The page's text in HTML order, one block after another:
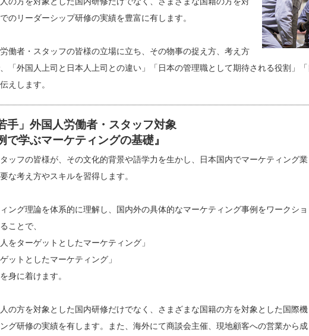
のリーダーシップ研修の実績を豊富に有します。
働者・スタッフの皆様の立場に立ち、その物事の捉え方、考え方
「外国人上司と日本人上司との違い」「日本の管理職として期待される役割」
えします。
手」外国人労働者・スタッフ対象
で学ぶマーケティングの基礎』
ッフの皆様が、その文化的背景や語学力を生かし、日本国内でマーケティング業
な考え方やスキルを習得します。
ング理論を体系的に理解し、国内外の具体的なマーケティング事例をワークショ
ことで、
をターゲットとしたマーケティング」
ットとしたマーケティング」
身に着けます。
の方を対象とした国内研修だけでなく、さまざまな国籍の方を対象とした国際機
グ研修の実績を有します。また、海外にて商談会主催、現地顧客への営業から成